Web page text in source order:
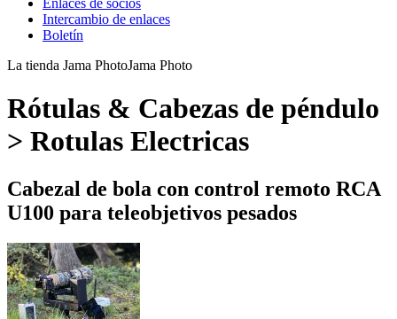
Enlaces de socios
Intercambio de enlaces
Boletín
La tienda Jama PhotoJama Photo
Rótulas & Cabezas de péndulo
> Rotulas Electricas
Cabezal de bola con control remoto RCA
U100 para teleobjetivos pesados